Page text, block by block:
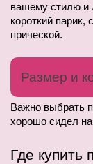
вашему стилю и
короткий парик,
прической.
Размер и
Важно выбрать
хорошо сидел
Где купить